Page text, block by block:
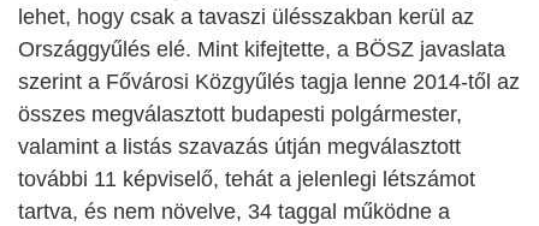
lehet, hogy csak a tavaszi ülésszakban kerül az
Országgyűlés elé. Mint kifejtette, a BÖSZ javaslata
szerint a Fővárosi Közgyűlés tagja lenne 2014-től az
összes megválasztott budapesti polgármester,
valamint a listás szavazás útján megválasztott
további 11 képviselő, tehát a jelenlegi létszámot
tartva, és nem növelve, 34 taggal működne a